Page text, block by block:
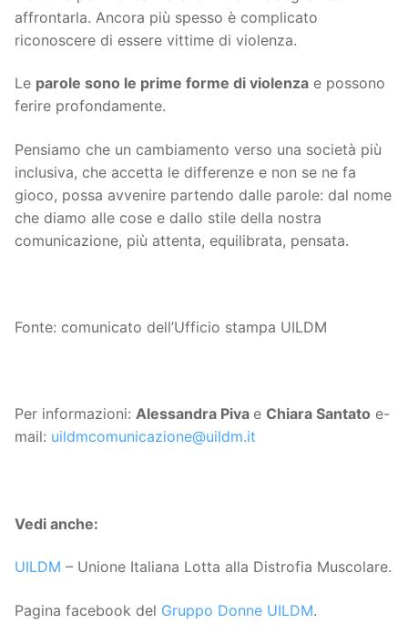
affrontarla. Ancora più spesso è complicato
riconoscere di essere vittime di violenza.
Le parole sono le prime forme di violenza e possono
ferire profondamente.
Pensiamo che un cambiamento verso una società più
inclusiva, che accetta le differenze e non se ne fa
gioco, possa avvenire partendo dalle parole: dal nome
che diamo alle cose e dallo stile della nostra
comunicazione, più attenta, equilibrata, pensata.
Fonte: comunicato dell’Ufficio stampa UILDM
Per informazioni: Alessandra Piva e Chiara Santato e-
mail: uildmcomunicazione@uildm.it
Vedi anche:
UILDM – Unione Italiana Lotta alla Distrofia Muscolare.
Pagina facebook del Gruppo Donne UILDM.